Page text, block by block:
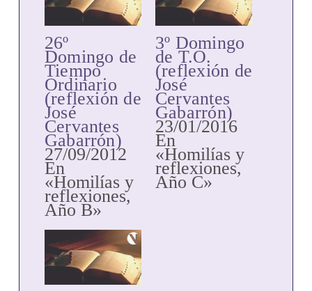
26º
Domingo de
Tiempo
Ordinario
(reflexión de
José
Cervantes
Gabarrón)
27/09/2012
En
«Homilías y
reflexiones,
Año B»
3º Domingo
de T.O.
(reflexión de
José
Cervantes
Gabarrón)
23/01/2016
En
«Homilías y
reflexiones,
Año C»